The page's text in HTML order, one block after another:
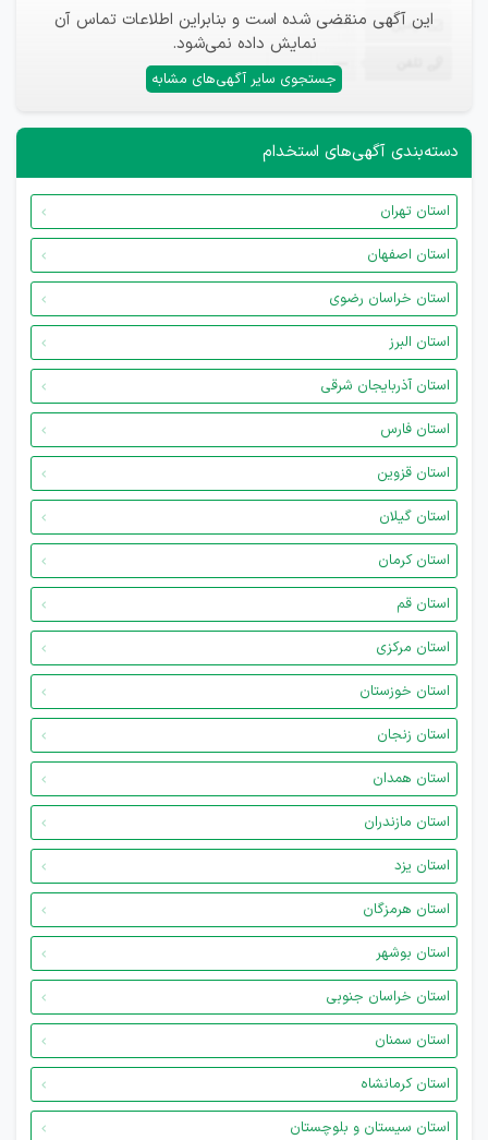
این آگهی منقضی شده است و بنابراین اطلاعات تماس آن
نمایش داده نمی‌شود.
جستجوی سایر آگهی‌های مشابه
ایمیل —
—
دسته‌بندی آگهی‌های استخدام
استان تهران
استان اصفهان
استان خراسان رضوی
استان البرز
استان آذربایجان شرقی
استان فارس
استان قزوین
استان گیلان
استان کرمان
استان قم
استان مرکزی
استان خوزستان
استان زنجان
استان همدان
استان مازندران
استان یزد
استان هرمزگان
استان بوشهر
استان خراسان جنوبی
استان سمنان
استان کرمانشاه
استان سیستان و بلوچستان